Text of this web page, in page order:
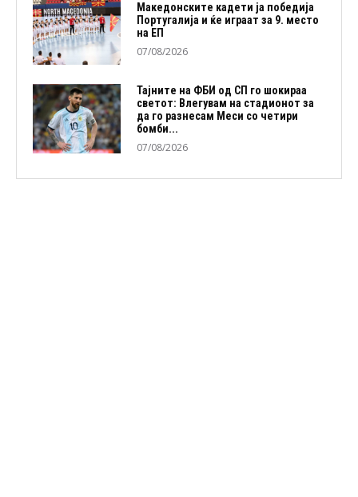
Македонските кадети ја победија
Португалија и ќе играат за 9. место
на ЕП
07/08/2026
Тајните на ФБИ од СП го шокираа
светот: Влегувам на стадионот за
да го разнесам Меси со четири
бомби...
07/08/2026